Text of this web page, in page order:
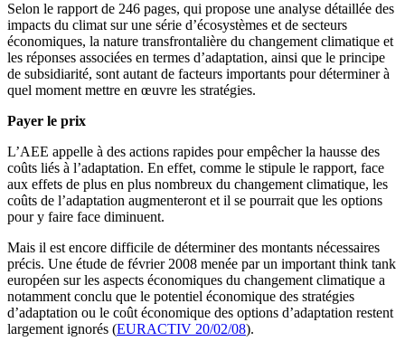
Selon le rapport de 246 pages, qui propose une analyse détaillée des
impacts du climat sur une série d’écosystèmes et de secteurs
économiques, la nature transfrontalière du changement climatique et
les réponses associées en termes d’adaptation, ainsi que le principe
de subsidiarité, sont autant de facteurs importants pour déterminer à
quel moment mettre en œuvre les stratégies.
Payer le prix
L’AEE appelle à des actions rapides pour empêcher la hausse des
coûts liés à l’adaptation. En effet, comme le stipule le rapport, face
aux effets de plus en plus nombreux du changement climatique, les
coûts de l’adaptation augmenteront et il se pourrait que les options
pour y faire face diminuent.
Mais il est encore difficile de déterminer des montants nécessaires
précis. Une étude de février 2008 menée par un important think tank
européen sur les aspects économiques du changement climatique a
notamment conclu que le potentiel économique des stratégies
d’adaptation ou le coût économique des options d’adaptation restent
largement ignorés (EURACTIV 20/02/08).